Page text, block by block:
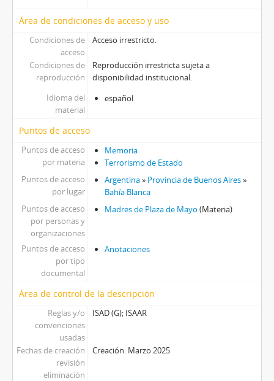
Área de condiciones de acceso y uso
Condiciones de
acceso
Acceso irrestricto.
Condiciones de
reproducción
Reproducción irrestricta sujeta a
disponibilidad institucional.
Idioma del
material
español
Puntos de acceso
Puntos de acceso
por materia
Memoria
Terrorismo de Estado
Puntos de acceso
por lugar
Argentina» Provincia de Buenos Aires»
Bahía Blanca
Puntos de acceso
por personas y
organizaciones
Madres de Plaza de Mayo (Materia)
Puntos de acceso
por tipo
documental
Anotaciones
Área de control de la descripción
Reglas y/o
convenciones
usadas
ISAD (G); ISAAR
Fechas de creación
revisión
eliminación
Creación: Marzo 2025